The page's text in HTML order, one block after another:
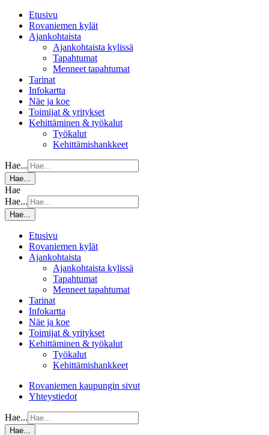
Etusivu
Rovaniemen kylät
Ajankohtaista
Ajankohtaista kylissä
Tapahtumat
Menneet tapahtumat
Tarinat
Infokartta
Näe ja koe
Toimijat & yritykset
Kehittäminen & työkalut
Työkalut
Kehittämishankkeet
Hae...
Hae...
Hae
Hae...
Hae...
Etusivu
Rovaniemen kylät
Ajankohtaista
Ajankohtaista kylissä
Tapahtumat
Menneet tapahtumat
Tarinat
Infokartta
Näe ja koe
Toimijat & yritykset
Kehittäminen & työkalut
Työkalut
Kehittämishankkeet
Rovaniemen kaupungin sivut
Yhteystiedot
Hae...
Hae...